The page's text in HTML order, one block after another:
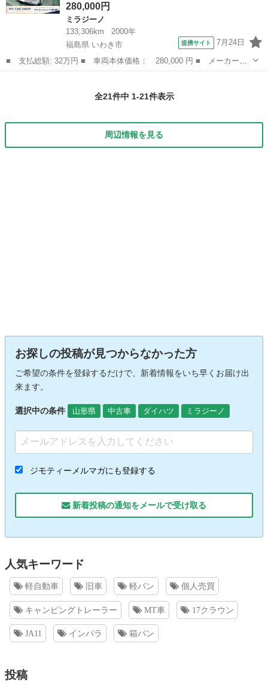
280,000円
ミラジーノ
133,306km
2000年
福島県 いわき市
提携サイト 7月24日
■ 支払総額: 32万円 ■ 車両本体価格： 280,000 円 ■ メーカー
名： ダイハツ ■ 車種名： ミラジーノ ■ グレード名： ジー
全21件中 1-21件表示
周辺情報を見る
お探しの投稿が見つからなかった方
ご希望の条件を登録するだけで、新着情報をいち早くお届け出
来ます。
選択中の条件 山形県 中古車 ダイハツ ミラジーノ
ジモティーメルマガにも登録する
新着投稿の通知をメールで受け取る
人気キーワード
軽自動車 旧車 軽バン 個人売買
キャンピングトレーラー MT車 17クラウン
JA11 インパラ 箱バン
投稿